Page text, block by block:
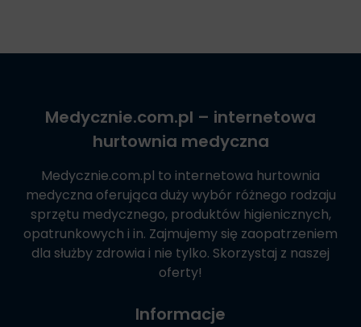
Medycznie.com.pl – internetowa
hurtownia medyczna
Medycznie.com.pl to internetowa hurtownia
medyczna oferująca duży wybór różnego rodzaju
sprzętu medycznego, produktów higienicznych,
opatrunkowych i in. Zajmujemy się zaopatrzeniem
dla służby zdrowia i nie tylko. Skorzystaj z naszej
oferty!
Informacje